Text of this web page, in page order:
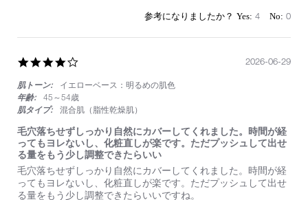
4 0
rating
肌トーン:
イエローベース：明るめの肌色
年齢:
45～54歳
肌タイプ:
混合肌（脂性乾燥肌）
毛穴落ちせずしっかり自然にカバーしてくれました。時間が経
ってもヨレないし、化粧直しが楽です。ただプッシュして出せ
る量をもう少し調整できたらいい
Review
by
on
review
stating
毛
毛穴落ちせずしっかり自然にカバーしてくれました。時間が経
ってもヨレないし、化粧直しが楽です。ただプッシュして出せ
る量をもう少し調整できたらいいですね。
2026-06-29